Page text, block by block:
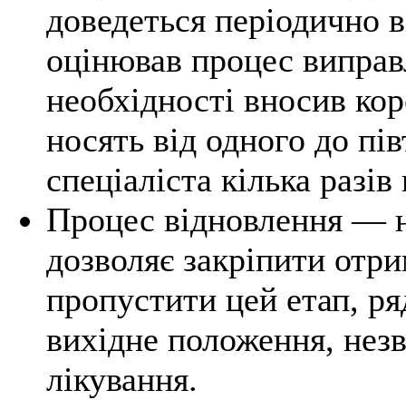
доведеться періодично
оцінював процес
необхідності вносив
носять від одного до
спеціаліста кілька
Процес відновлення —
дозволяє закріпити
пропустити цей етап,
вихідне положення,
лікування.